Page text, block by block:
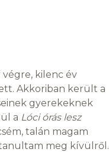
végre, kilenc év
Akkoriban került a
gyerekeknek
a Lóci órás lesz
talán magam
meg kívülről.